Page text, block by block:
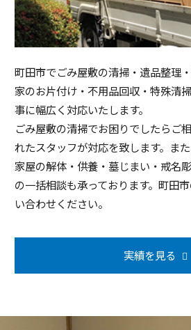
町田市でごみ屋敷の清掃・遺品整理
家のお片付け・不用品回収・特殊清
事に幅広く対応いたします。
ごみ屋敷の清掃でお困りでしたらご
れたスタッフが対応を致します。ま
家屋の解体・供養・墓じまい・戒名
の一括相談も承っております。町田
い合わせください。
実績を見る